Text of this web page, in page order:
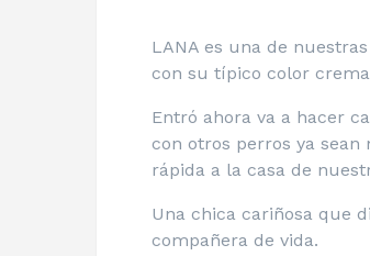
LANA es una de
con su típico color
Entró ahora va a hacer
con otros perros ya
rápida a la casa de
Una chica cariñosa que
compañera de vida.